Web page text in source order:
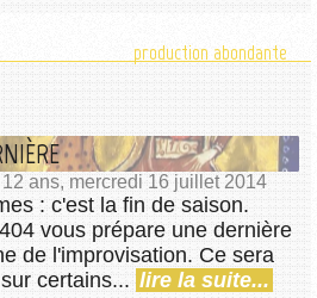
production abondante
ans, mercredi 16 juillet 2014
: c'est la fin de saison.
vous prépare une dernière
de l'improvisation. Ce sera
certains... lire la suite...